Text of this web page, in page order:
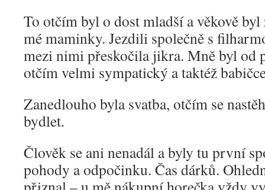
To otčím byl o dost mladší a věkově
mé maminky. Jezdili společně s
mezi nimi přeskočila jikra. Mně byl od
otčím velmi sympatický a taktéž
Zanedlouho byla svatba, otčím se
bydlet.
Člověk se ani nenadál a byly tu první
pohody a odpočinku. Čas dárků.